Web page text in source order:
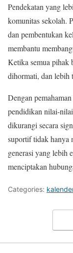
Pendekatan yang
komunitas sekolah.
dan pembentukan
membantu
Ketika semua pihak
dihormati, dan lebih
Dengan
pendidikan nilai-
dikurangi secara
suportif tidak hanya
generasi yang lebih
menciptakan
Categories: